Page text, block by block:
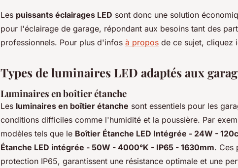
Les puissants éclairages LED sont donc une solution
pour l'éclairage de garage, répondant aux besoins tant des
professionnels. Pour plus d'infos à propos de ce sujet, cliquez
Types de luminaires LED adaptés aux
Luminaires en boîtier étanche
Les luminaires en boîtier étanche sont essentiels pour les
conditions difficiles comme l'humidité et la poussière. Par
modèles tels que le Boîtier Étanche LED Intégrée - 24W -
Étanche LED intégrée - 50W - 4000°K - IP65 - 1630mm. Ces
protection IP65, garantissent une résistance optimale et une